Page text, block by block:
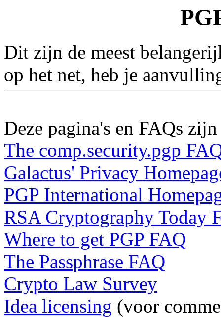
Dit zijn de meest
op het net, heb je
Deze pagina's en FAQs
The comp.security.pgp
Galactus' Privacy
PGP International
RSA Cryptography Today
Where to get PGP FAQ
The Passphrase FAQ
Crypto Law Survey
Idea licensing (voor